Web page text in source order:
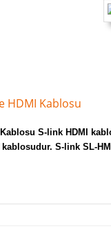
HDMI Kablosu
S-link HDMI
S-link SL-